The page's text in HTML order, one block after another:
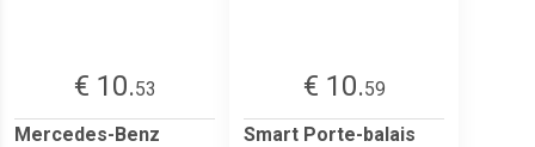
€ 10.53
Mercedes-Benz
€ 10.59
Smart Porte-balais